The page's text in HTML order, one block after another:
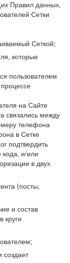
Правил данных,
Сетки
Сеткой;
которые
пользователем
на Сайте
связались между
телефона
в Сетке
подтвердить
и/или
в двух
(посты,
и состав
круги
создает